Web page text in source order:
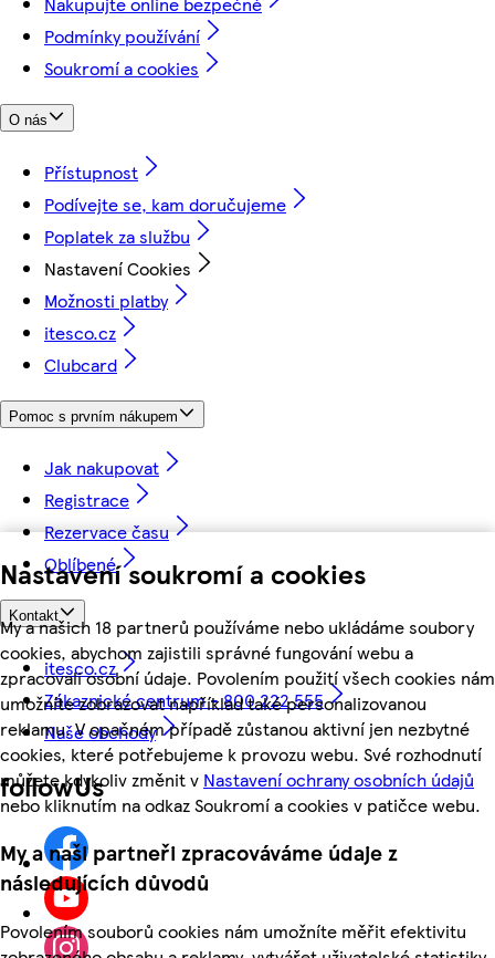
Nastavení soukromí a cookies
My a našich 18 partnerů používáme nebo ukládáme soubory
cookies, abychom zajistili správné fungování webu a
zpracovali osobní údaje. Povolením použití všech cookies nám
umožníte zobrazovat například také personalizovanou
reklamu. V opačném případě zůstanou aktivní jen nezbytné
cookies, které potřebujeme k provozu webu. Své rozhodnutí
můžete kdykoliv změnit v Nastavení ochrany osobních údajů
nebo kliknutím na odkaz Soukromí a cookies v patičce webu.
My a naši partneři zpracováváme údaje z
následujících důvodů
Povolením souborů cookies nám umožníte měřit efektivitu
Podmínky používání
Soukromí a cookies
O nás
Přístupnost
Podívejte se, kam doručujeme
Poplatek za službu
Nastavení Cookies
Možnosti platby
itesco.cz
Clubcard
Pomoc s prvním nákupem
Jak nakupovat
Registrace
Rezervace času
Oblíbené
Kontakt
itesco.cz
Zákaznické centrum - 800 222 555
Naše obchody
followUs